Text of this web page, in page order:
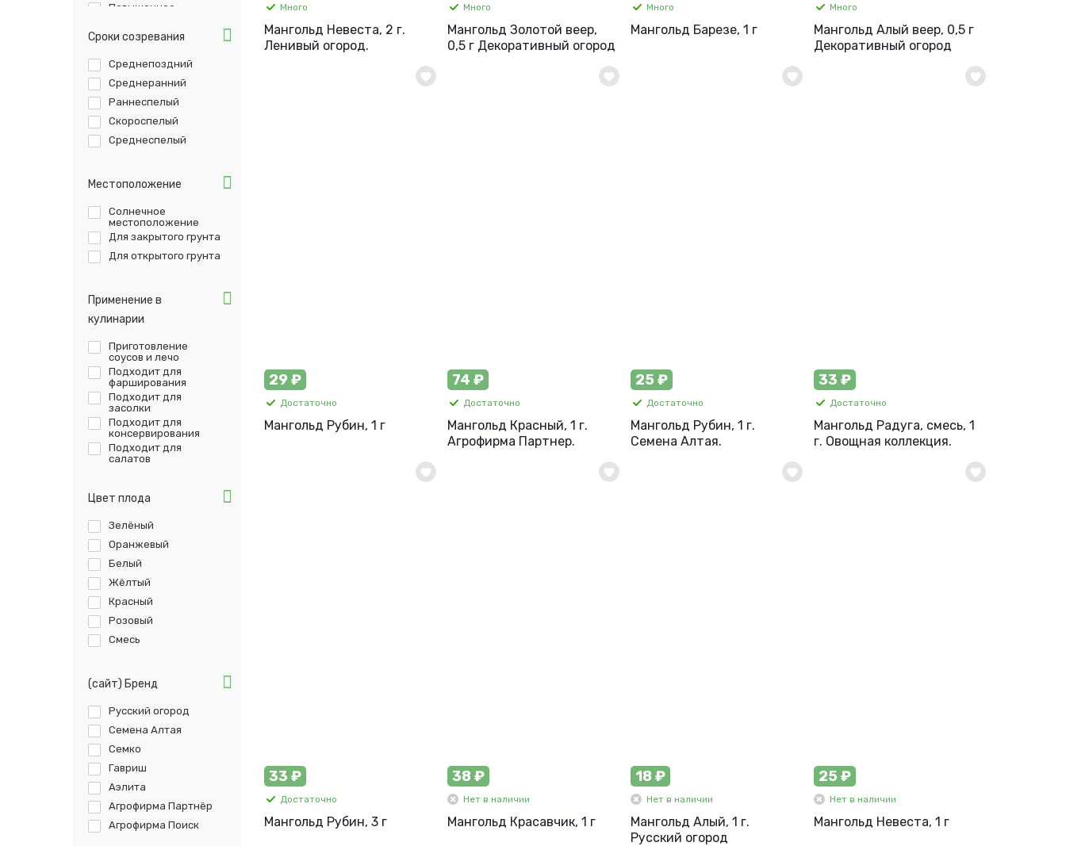
Повышенное
Сроки созревания
Среднепоздний
Среднеранний
Раннеспелый
Скороспелый
Среднеспелый
Местоположение
Солнечное
местоположение
Для закрытого грунта
Для открытого грунта
Применение в
кулинарии
Приготовление
соусов и лечо
Подходит для
фарширования
Подходит для
засолки
Подходит для
консервирования
Подходит для
салатов
Цвет плода
Зелёный
Оранжевый
Белый
Жёлтый
Красный
Розовый
Смесь
(сайт) Бренд
Русский огород
Семена Алтая
Семко
Гавриш
Аэлита
Агрофирма Партнёр
Агрофирма Поиск
Много
Мангольд Невеста, 2 г.
Ленивый огород.
Много
Мангольд Золотой веер,
0,5 г Декоративный огород
Много
Мангольд Барезе, 1 г
Много
Мангольд Алый веер, 0,5 г
Декоративный огород
29 ₽
Достаточно
Мангольд Рубин, 1 г
74 ₽
Достаточно
Мангольд Красный, 1 г.
Агрофирма Партнер.
25 ₽
Достаточно
Мангольд Рубин, 1 г.
Семена Алтая.
33 ₽
Достаточно
Мангольд Радуга, смесь, 1
г. Овощная коллекция.
33 ₽
Достаточно
Мангольд Рубин, 3 г
38 ₽
Нет в наличии
Мангольд Красавчик, 1 г
18 ₽
Нет в наличии
Мангольд Алый, 1 г.
Русский огород
25 ₽
Нет в наличии
Мангольд Невеста, 1 г